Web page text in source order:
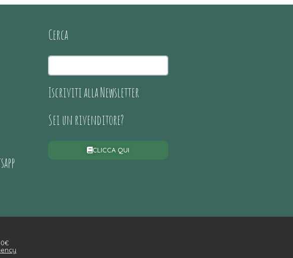
Cerca
Iscriviti alla Newsletter
Sei un rivenditore?
CLICCA QUI